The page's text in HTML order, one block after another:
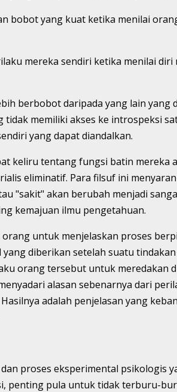
bobot yang kuat ketika menilai
mereka sendiri ketika menilai
berbobot daripada yang lain yang
memiliki akses ke introspeksi
yang dapat diandalkan.
keliru tentang fungsi batin mereka
eliminatif. Para filsuf ini
"sakit" akan berubah menjadi
kemajuan ilmu pengetahuan.
untuk menjelaskan proses
diberikan setelah suatu
orang tersebut untuk meredakan
alasan sebenarnya dari
adalah penjelasan yang
proses eksperimental psikologis
penting pula untuk tidak terburu-